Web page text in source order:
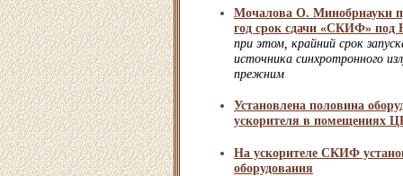
Мочалова О. Минобрнауки
год срок сдачи «СКИФ» под
при этом, крайний срок
источника синхротронного
прежним
Установлена половина
ускорителя в помещениях
На ускорителе СКИФ
оборудования